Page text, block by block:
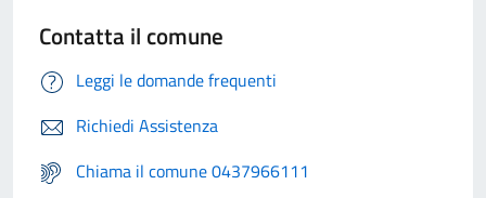
Contatta il comune
Leggi le domande frequenti
Richiedi Assistenza
Chiama il comune 0437966111